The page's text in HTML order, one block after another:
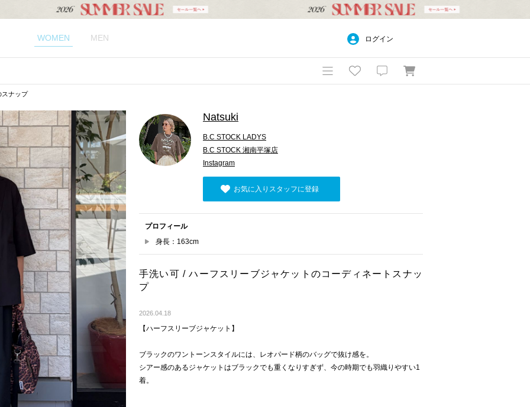
WOMEN MEN ログイン
スナップ
Natsuki
B.C STOCK LADYS
B.C STOCK 湘南平塚店
Instagram
お気に入りスタッフに登録
プロフィール
身長：163cm
手洗い可 / ハーフスリーブジャケットのコーディネートスナッ
プ
2026.04.18
【ハーフスリーブジャケット】
ブラックのワントーンスタイルには、レオパード柄のバッグで抜け感を。
シアー感のあるジャケットはブラックでも重くなりすぎず、今の時期でも羽織りやすい1
着。